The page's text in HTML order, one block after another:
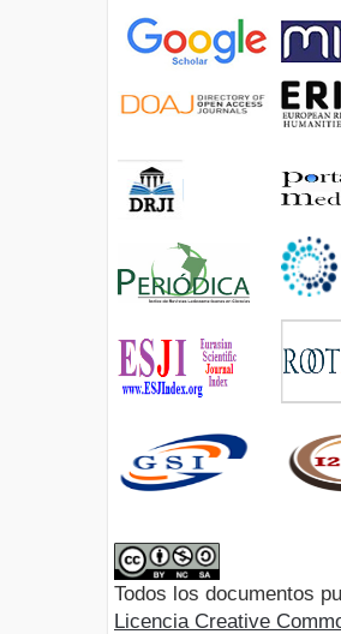
Todos los documentos
Licencia Creative